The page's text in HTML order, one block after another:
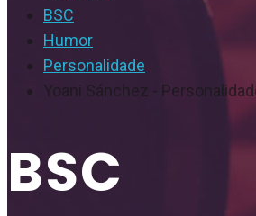
BSC
Humor
Personalidade
Yoani Sánchez -
BSC